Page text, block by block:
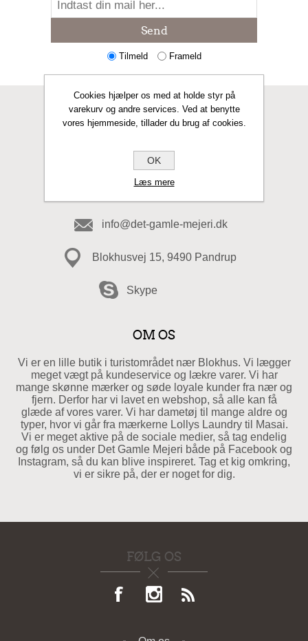
Send
Tilmeld Frameld
KONTAKT OS
info@det-gamle-mejeri.dk
Blokhusvej 15, 9490 Pandrup
Skype
OM OS
Vi er en lille butik i turistområdet nær Blokhus. Vi lægger
meget vægt på kundeservice og lækre varer. Vi har
mange skønne mærker og søde loyale kunder fra nær og
fjern. Derfor har vi lavet en webshop, så alle kan få
glæde af vores varer. Vi har dametøj til mange aldre og
typer, hvor vi går fra mærkerne Lollys Laundry til Masai.
Vi er meget aktive på de sociale medier, så tag endelig
og følg os under Det Gamle Mejeri både på Facebook og
Instagram, så du kan blive inspireret. Tag et kig omkring,
vi er sikre på, der er noget for dig.
FØLG OS
Cookies hjælper os med at holde styr på
varekurv og andre services. Ved at benytte
vores hjemmeside, tillader du brug af cookies.
OK
Læs mere